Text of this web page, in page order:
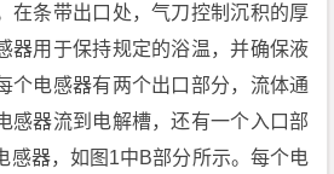
在条带出口处，气刀控制沉积的厚
器用于保持规定的浴温，并确保液
个电感器有两个出口部分，流体通
感器流到电解槽，还有一个入口部
感器，如图1中B部分所示。每个电